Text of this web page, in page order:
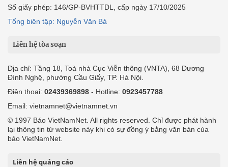
Số giấy phép: 146/GP-BVHTTDL, cấp ngày 17/10/2025
Tổng biên tập: Nguyễn Văn Bá
Liên hệ tòa soạn
Địa chỉ: Tầng 18, Toà nhà Cục Viễn thông (VNTA), 68 Dương
Đình Nghệ, phường Cầu Giấy, TP. Hà Nội.
Điện thoại: 02439369898 - Hotline: 0923457788
Email: vietnamnet@vietnamnet.vn
© 1997 Báo VietNamNet. All rights reserved. Chỉ được phát hành
lại thông tin từ website này khi có sự đồng ý bằng văn bản của
báo VietNamNet.
Liên hệ quảng cáo